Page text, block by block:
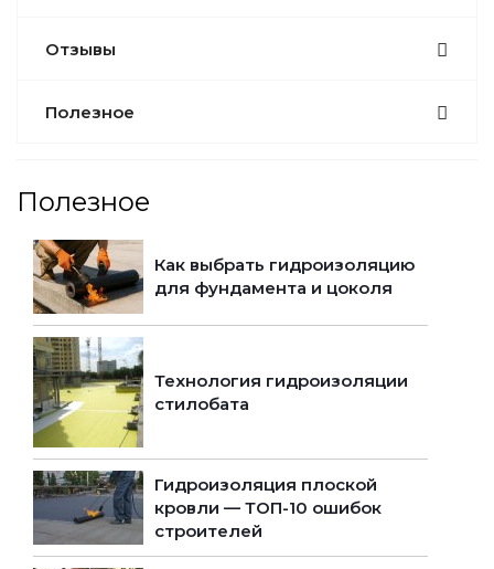
Отзывы
Полезное
Полезное
Как выбрать гидроизоляцию
для фундамента и цоколя
Технология гидроизоляции
стилобата
Гидроизоляция плоской
кровли — ТОП-10 ошибок
строителей